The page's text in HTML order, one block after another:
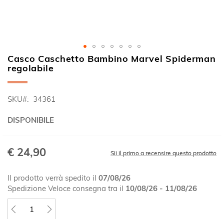
Casco Caschetto Bambino Marvel Spiderman
regolabile
SKU 34361
DISPONIBILE
€ 24,90 Sii il primo a recensire questo prodotto
Il prodotto verrà spedito il 07/08/26
Spedizione Veloce consegna tra il 10/08/26 - 11/08/26
Vai
all'inizio
della
di